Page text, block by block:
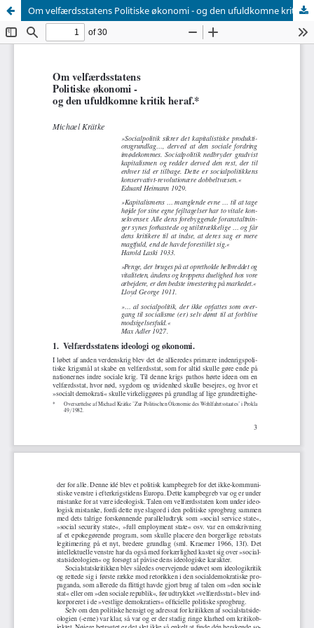
Om velfærdsstatens Politiske økonomi - og den ufuldkomne kritik heraf.